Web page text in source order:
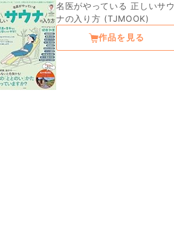
名医がやっている 正しいサウ
ナの入り方 (TJMOOK)
作品を見る